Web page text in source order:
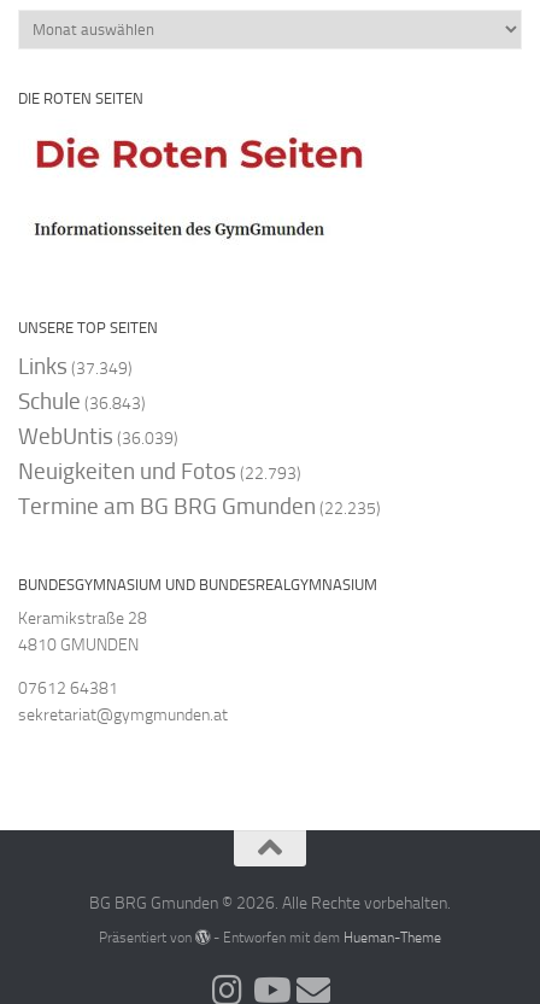
Beitragsarchiv
DIE ROTEN SEITEN
UNSERE TOP SEITEN
Links (37.349)
Schule (36.843)
WebUntis (36.039)
Neuigkeiten und Fotos (22.793)
Termine am BG BRG Gmunden (22.235)
BUNDESGYMNASIUM UND BUNDESREALGYMNASIUM
Keramikstraße 28
4810 GMUNDEN
07612 64381
sekretariat@gymgmunden.at
BG BRG Gmunden © 2026. Alle Rechte vorbehalten.
Präsentiert von - Entworfen mit dem Hueman-Theme